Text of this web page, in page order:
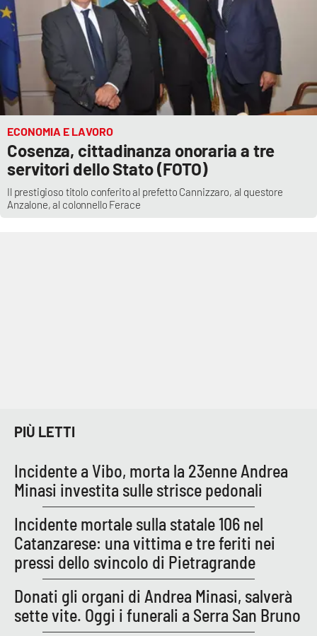
ECONOMIA E LAVORO
Cosenza, cittadinanza onoraria a tre
servitori dello Stato (FOTO)
Il prestigioso titolo conferito al prefetto Cannizzaro, al questore
Anzalone, al colonnello Ferace
PIÙ LETTI
Incidente a Vibo, morta la 23enne Andrea
Minasi investita sulle strisce pedonali
Incidente mortale sulla statale 106 nel
Catanzarese: una vittima e tre feriti nei
pressi dello svincolo di Pietragrande
Donati gli organi di Andrea Minasi, salverà
sette vite. Oggi i funerali a Serra San Bruno